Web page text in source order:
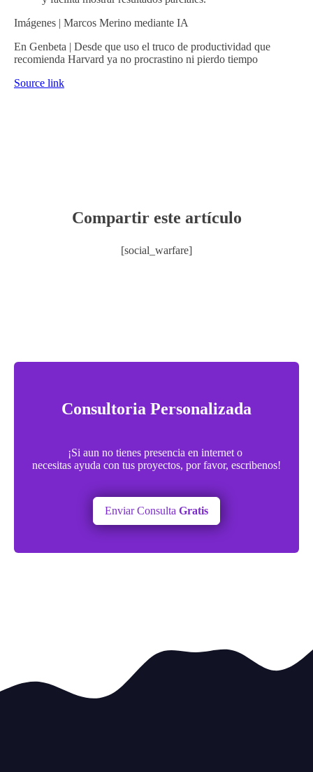
Imágenes | Marcos Merino mediante IA
En Genbeta | Desde que uso el truco de productividad que
recomienda Harvard ya no procrastino ni pierdo tiempo
Source link
Compartir este artículo
[social_warfare]
Consultoria Personalizada
¡Si aun no tienes presencia en internet o
necesitas ayuda con tus proyectos, por favor, escribenos!
Enviar Consulta Gratis